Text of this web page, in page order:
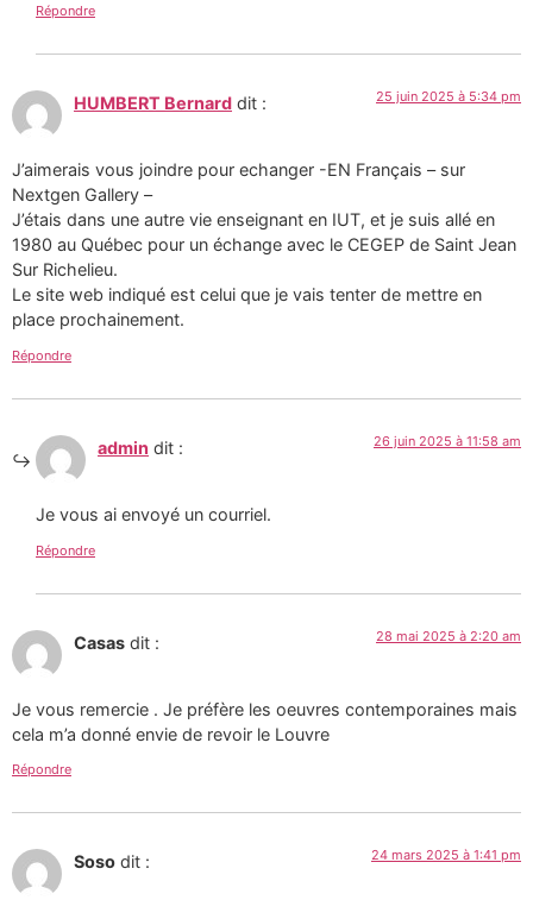
Répondre
HUMBERT Bernard dit : 25 juin 2025 à 5:34 pm
J’aimerais vous joindre pour echanger -EN Français – sur
Nextgen Gallery –
J’étais dans une autre vie enseignant en IUT, et je suis allé en
1980 au Québec pour un échange avec le CEGEP de Saint Jean
Sur Richelieu.
Le site web indiqué est celui que je vais tenter de mettre en
place prochainement.
Répondre
admin dit : 26 juin 2025 à 11:58 am
Je vous ai envoyé un courriel.
Répondre
Casas dit : 28 mai 2025 à 2:20 am
Je vous remercie . Je préfère les oeuvres contemporaines mais
cela m’a donné envie de revoir le Louvre
Répondre
Soso dit : 24 mars 2025 à 1:41 pm